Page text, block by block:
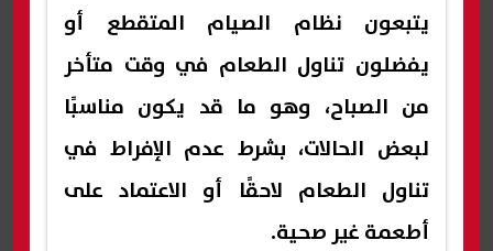
يتبعون نظام الصيام المتقطع أو
يفضلون تناول الطعام في وقت متأخر
من الصباح، وهو ما قد يكون مناسبًا
لبعض الحالات، بشرط عدم الإفراط في
تناول الطعام لاحقًا أو الاعتماد على
أطعمة غير صحية.